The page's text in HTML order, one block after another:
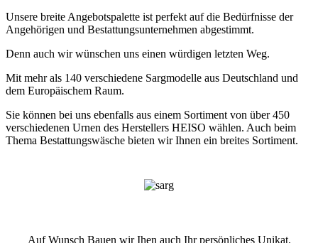
Unsere breite Angebotspalette ist perfekt auf die Bedürfnisse der
Angehörigen und Bestattungsunternehmen abgestimmt.
Denn auch wir wünschen uns einen würdigen letzten Weg.
Mit mehr als 140 verschiedene Sargmodelle aus Deutschland und
dem Europäischem Raum.
Sie können bei uns ebenfalls aus einem Sortiment von über 450
verschiedenen Urnen des Herstellers HEISO wählen. Auch beim
Thema Bestattungswäsche bieten wir Ihnen ein breites Sortiment.
Auf Wunsch Bauen wir Ihen auch Ihr persönliches Unikat.